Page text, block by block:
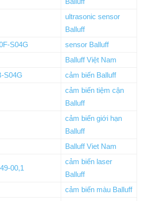
ultrasonic sensor
Balluff
S04G
sensor Balluff
Balluff Việt Nam
S04G
cảm biến Balluff
cảm biến tiệm cận
Balluff
cảm biến giới hạn
Balluff
Balluff Viet Nam
00,1
cảm biến laser
Balluff
cảm biến màu Balluff